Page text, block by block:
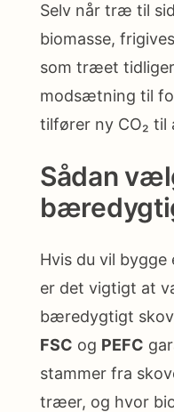
Selv når træ til
biomasse,
som træet
modsætning til
tilfører ny CO₂
Sådan
Hvis du vil
er det vigtigt at
bæredygtigt
FSC og PEFC
stammer fra
træer, og hvor